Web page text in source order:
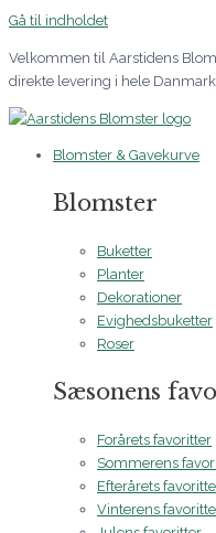
Gå til indholdet
Velkommen til Aarstidens
direkte levering i hele
Blomster & Gavekurve
Blomster
Buketter
Planter
Dekorationer
Evighedsbuketter
Roser
Sæsonens
Forårets favoritter
Sommerens
Efterårets
Vinterens